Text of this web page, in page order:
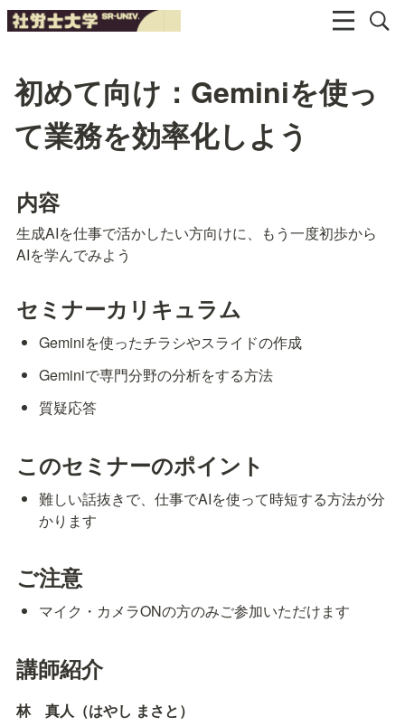
初めて向け：Geminiを使っ
て業務を効率化しよう
内容
生成AIを仕事で活かしたい方向けに、もう一度初歩から
AIを学んでみよう
セミナーカリキュラム
Geminiを使ったチラシやスライドの作成
Geminiで専門分野の分析をする方法
質疑応答
このセミナーのポイント
難しい話抜きで、仕事でAIを使って時短する方法が分
かります
ご注意
マイク・カメラONの方のみご参加いただけます
講師紹介
林　真人（はやし まさと）